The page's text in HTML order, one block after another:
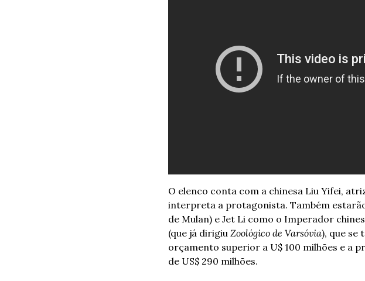
O elenco conta com a chinesa Liu Yifei,
interpreta a protagonista. Também
de Mulan) e Jet Li como o Imperador
(que já dirigiu Zoológico de Varsóvia), que se
orçamento superior a U$ 100 milhões e
de US$ 290 milhões.